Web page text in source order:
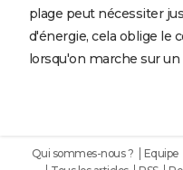
plage peut nécessiter
d'énergie, cela oblige le
lorsqu'on marche sur
Qui sommes-nous ? Equipe